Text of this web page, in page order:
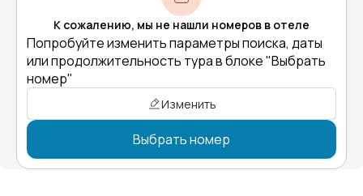
К сожалению, мы не нашли номеров в отеле
Попробуйте изменить параметры поиска, даты
или продолжительность тура в блоке "Выбрать
номер"
Изменить
Выбрать номер